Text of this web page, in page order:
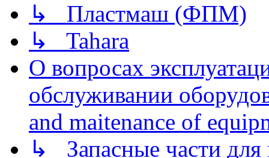
↳ Пластмаш (ФПМ)
↳ Tahara
О вопросах
обслуживании
and maitenance of
↳ Запасные части для